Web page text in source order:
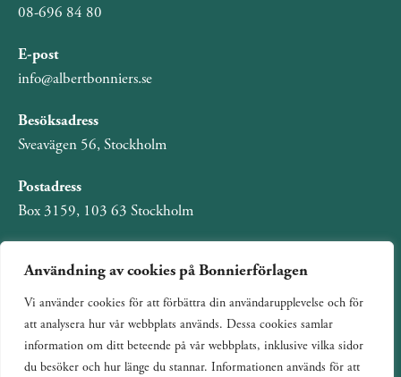
Användning av cookies på Bonnierförlagen
Vi använder cookies för att förbättra din användarupplevelse och för
att analysera hur vår webbplats används. Dessa cookies samlar
information om ditt beteende på vår webbplats, inklusive vilka sidor
du besöker och hur länge du stannar. Informationen används för att
08-696 84 80
E-post
info@albertbonniers.se
Besöksadress
Sveavägen 56, Stockholm
Postadress
Box 3159, 103 63 Stockholm
Om Bonnierförlagen
Cookies